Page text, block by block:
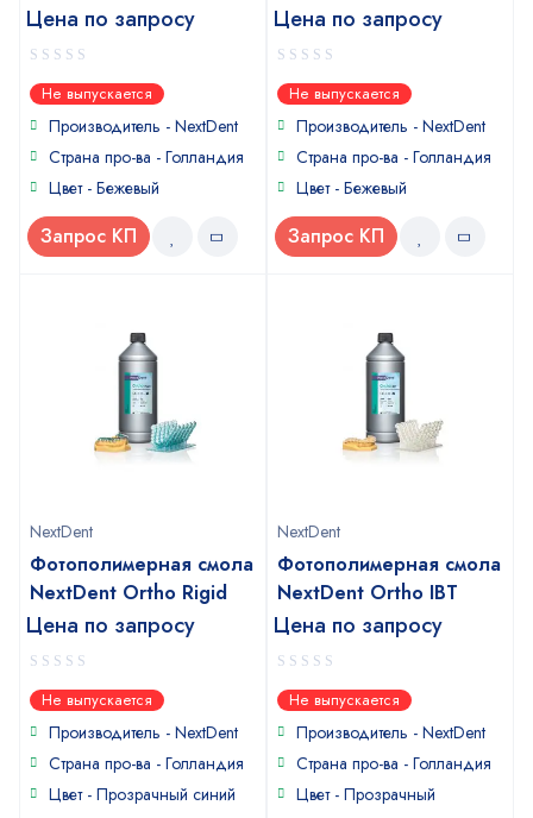
Цена по запросу
0
out
of
Не выпускается
Производитель - NextDent
Страна про-ва - Голландия
Цвет - Бежевый
Запрос КП
Цена по запросу
0
out
of
Не выпускается
Производитель - NextDent
Страна про-ва - Голландия
Цвет - Бежевый
Запрос КП
NextDent
Фотополимерная смола
NextDent Ortho Rigid
Цена по запросу
0
out
of
Не выпускается
Производитель - NextDent
Страна про-ва - Голландия
Цвет - Прозрачный синий
NextDent
Фотополимерная смола
NextDent Ortho IBT
Цена по запросу
0
out
of
Не выпускается
Производитель - NextDent
Страна про-ва - Голландия
Цвет - Прозрачный